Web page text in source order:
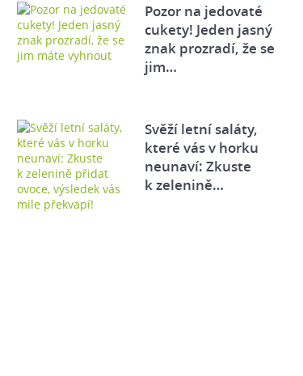
Pozor na jedovaté
cukety! Jeden jasný
znak prozradí, že se
jim…
Svěží letní saláty,
které vás v horku
neunaví: Zkuste
k zelenině…